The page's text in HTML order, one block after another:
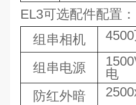
EL3可选配件配置：
组串相机
4500
组串电源 1500
电
防红外暗
2500